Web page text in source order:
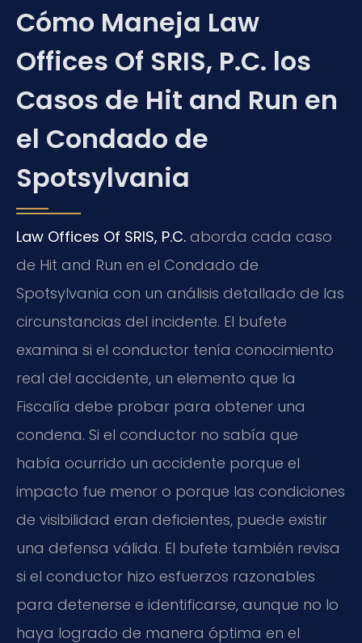
Cómo Maneja Law
Offices Of SRIS, P.C. los
Casos de Hit and Run en
el Condado de
Spotsylvania
Law Offices Of SRIS, P.C. aborda cada caso
de Hit and Run en el Condado de
Spotsylvania con un análisis detallado de las
circunstancias del incidente. El bufete
examina si el conductor tenía conocimiento
real del accidente, un elemento que la
Fiscalía debe probar para obtener una
condena. Si el conductor no sabía que
había ocurrido un accidente porque el
impacto fue menor o porque las condiciones
de visibilidad eran deficientes, puede existir
una defensa válida. El bufete también revisa
si el conductor hizo esfuerzos razonables
para detenerse e identificarse, aunque no lo
haya logrado de manera óptima en el